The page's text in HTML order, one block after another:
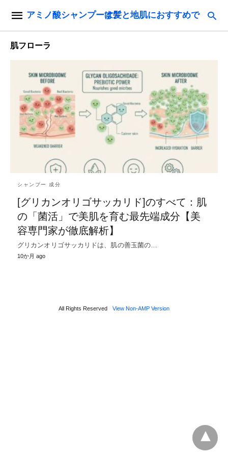
アミノ酸シャンプーは髪と地肌におすすめです。
肌フローラ
シャンプー 成分
[グリカンオリゴサッカリド]のすべて：肌
の「菌活」で美肌を育む最先端成分【美
容専門家が徹底解析】
グリカンオリゴサッカリドは、肌の善玉菌の…
10か月 ago
All Rights Reserved View Non-AMP Version